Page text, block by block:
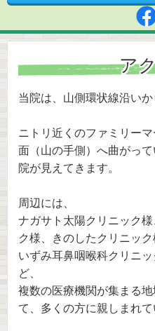
ア
当院は、山側環状線沿い
ニトリ近くのファミリー
面（山の手側）へ曲がっ
院が見えてきます。
周辺には、
ナガサト太陽クリニック
ク様、きのしたクリニッ
いずみ耳鼻咽喉科クリニ
ど、
複数の医療機関が集まる
て、多くの方に親しまれて